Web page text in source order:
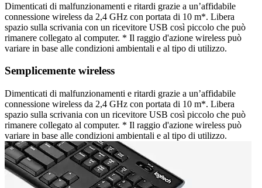
Dimenticati di malfunzionamenti e ritardi grazie a un’affidabile
connessione wireless da 2,4 GHz con portata di 10 m*. Libera
spazio sulla scrivania con un ricevitore USB così piccolo che può
rimanere collegato al computer. * Il raggio d'azione wireless può
variare in base alle condizioni ambientali e al tipo di utilizzo.
Semplicemente wireless
Dimenticati di malfunzionamenti e ritardi grazie a un’affidabile
connessione wireless da 2,4 GHz con portata di 10 m*. Libera
spazio sulla scrivania con un ricevitore USB così piccolo che può
rimanere collegato al computer. * Il raggio d'azione wireless può
variare in base alle condizioni ambientali e al tipo di utilizzo.